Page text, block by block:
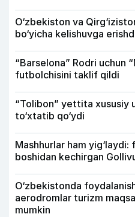
O‘zbekiston va
bo‘yicha kelishuvga
“Barselona” Rodri uchun
futbolchisini taklif qildi
“Tolibon” yettita
to‘xtatib qo‘ydi
Mashhurlar ham yig‘laydi:
boshidan kechirgan
O‘zbekistonda
aerodromlar turizm
mumkin